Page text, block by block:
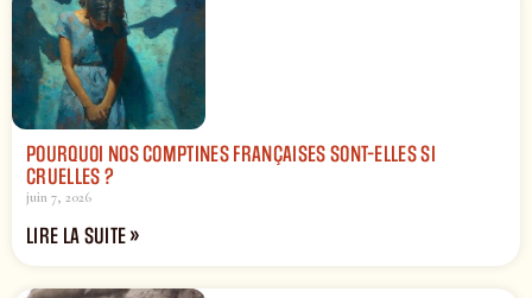
POURQUOI NOS COMPTINES FRANÇAISES SONT-ELLES SI
CRUELLES ?
juin 7, 2026
LIRE LA SUITE »